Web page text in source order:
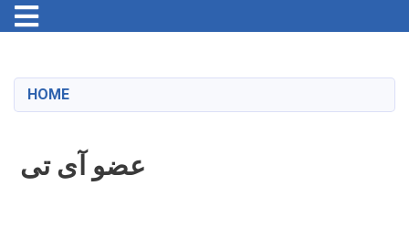
content
Toggle navigation
HOME
عضو آی تی